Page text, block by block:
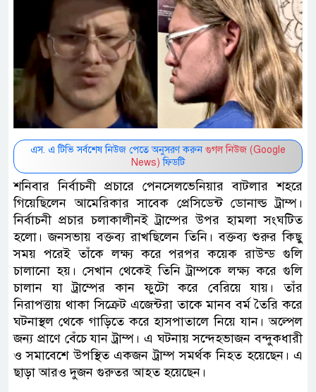
এস. এ টিভি সর্বশেষ নিউজ পেতে অনুসরণ করুন গুগল নিউজ (Google
News) ফিডটি
শনিবার নির্বাচনী প্রচারে পেনসেলভেনিয়ার বাটলার শহরে
গিয়েছিলেন আমেরিকার সাবেক প্রেসিডেন্ট ডোনাল্ড ট্রাম্প।
নির্বাচনী প্রচার চলাকালীনই ট্রাম্পের উপর হামলা সংঘটিত
হলো। জনসভায় বক্তব্য রাখছিলেন তিনি। বক্তব্য শুরুর কিছু
সময় পরেই তাঁকে লক্ষ্য করে পরপর কয়েক রাউন্ড গুলি
চালানো হয়। সেখান থেকেই তিনি ট্রাম্পকে লক্ষ্য করে গুলি
চালান যা ট্রাম্পের কান ফুটো করে বেরিয়ে যায়। তাঁর
নিরাপত্তায় থাকা সিক্রেট এজেন্টরা তাকে মানব বর্ম তৈরি করে
ঘটনাস্থল থেকে গাড়িতে করে হাসপাতালে নিয়ে যান। অল্পেল
জন্য প্রাণে বেঁচে যান ট্রাম্প। এ ঘটনায় সন্দেহভাজন বন্দুকধারী
ও সমাবেশে উপস্থিত একজন ট্রাম্প সমর্থক নিহত হয়েছেন। এ
ছাড়া আরও দুজন গুরুতর আহত হয়েছেন।